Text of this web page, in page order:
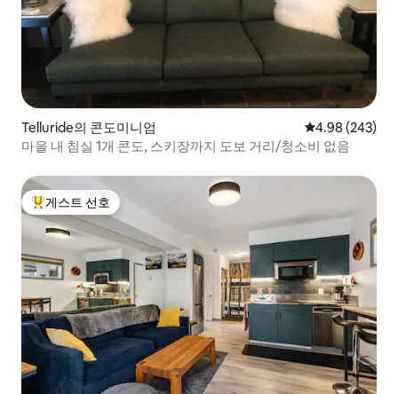
Telluride의 콘도미니엄 평점 4.98점(5
4.98 (243)
마을 내 침실 1개 콘도, 스키장까지 도보 거리/청소비 없음
상위 게스트 선호
게스트 선호